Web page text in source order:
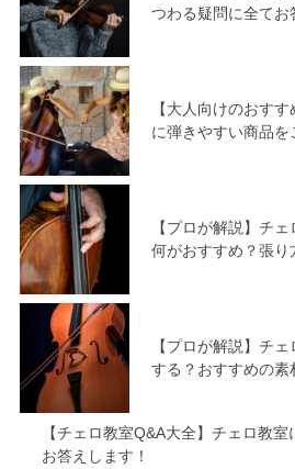
つわる疑問に全てお
【大人向けのおす
に弾きやすい商品を
【プロが解説】チ
何がおすすめ？張り
【プロが解説】チ
する？おすすめの素
【チェロ教室Q&A大全】チェロ教
お答えします！